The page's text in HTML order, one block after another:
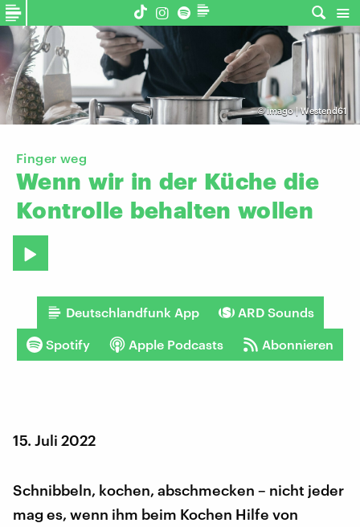
©imago | Westend61
Finger weg
Wenn wir in der Küche die
Kontrolle behalten wollen
Deutschlandfunk App ARD Sounds
Spotify Apple Podcasts Abonnieren
15. Juli 2022
Schnibbeln, kochen, abschmecken – nicht jeder
mag es, wenn ihm beim Kochen Hilfe von